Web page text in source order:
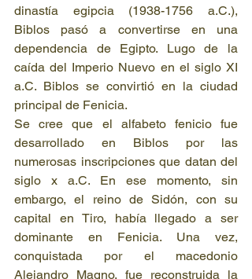
dinastía egipcia (1938-1756 a.C.),
Biblos pasó a convertirse en una
dependencia de Egipto. Lugo de la
caída del Imperio Nuevo en el siglo XI
a.C. Biblos se convirtió en la ciudad
principal de Fenicia.
Se cree que el alfabeto fenicio fue
desarrollado en Biblos por las
numerosas inscripciones que datan del
siglo x a.C. En ese momento, sin
embargo, el reino de Sidón, con su
capital en Tiro, había llegado a ser
dominante en Fenicia. Una vez,
conquistada por el macedonio
Alejandro Magno, fue reconstruida la